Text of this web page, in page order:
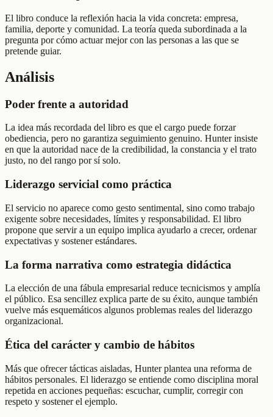
El libro conduce la reflexión hacia la vida concreta: empresa,
familia, deporte y comunidad. La teoría queda subordinada a la
pregunta por cómo actuar mejor con las personas a las que se
pretende guiar.
Análisis
Poder frente a autoridad
La idea más recordada del libro es que el cargo puede forzar
obediencia, pero no garantiza seguimiento genuino. Hunter insiste
en que la autoridad nace de la credibilidad, la constancia y el trato
justo, no del rango por sí solo.
Liderazgo servicial como práctica
El servicio no aparece como gesto sentimental, sino como trabajo
exigente sobre necesidades, límites y responsabilidad. El libro
propone que servir a un equipo implica ayudarlo a crecer, ordenar
expectativas y sostener estándares.
La forma narrativa como estrategia didáctica
La elección de una fábula empresarial reduce tecnicismos y amplía
el público. Esa sencillez explica parte de su éxito, aunque también
vuelve más esquemáticos algunos problemas reales del liderazgo
organizacional.
Ética del carácter y cambio de hábitos
Más que ofrecer tácticas aisladas, Hunter plantea una reforma de
hábitos personales. El liderazgo se entiende como disciplina moral
repetida en acciones pequeñas: escuchar, cumplir, corregir con
respeto y sostener el ejemplo.